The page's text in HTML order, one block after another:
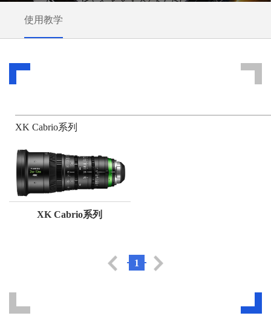
使用教学
XK Cabrio系列
XK Cabrio系列
1